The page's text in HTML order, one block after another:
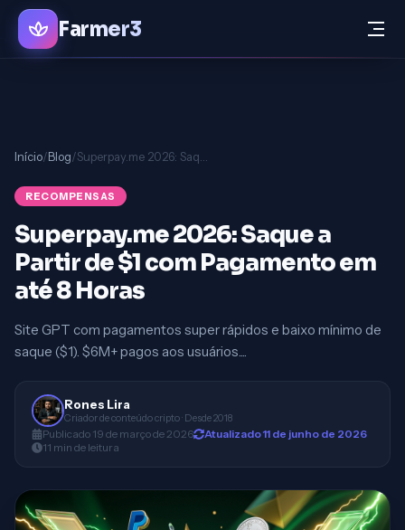
Farmer3
Início/Blog/
RECOMPENSAS
Superpay.me 2026: Saque a
Partir de $1 com Pagamento em
até 8 Horas
Site GPT com pagamentos super rápidos e baixo mínimo de
saque ($1). $6M+ pagos aos usuários....
Rones Lira
Criador de conteúdo cripto · Desde 2018
Publicado 19 de março de 2026 Atualizado11 de junho de 2026
11 min de leitura